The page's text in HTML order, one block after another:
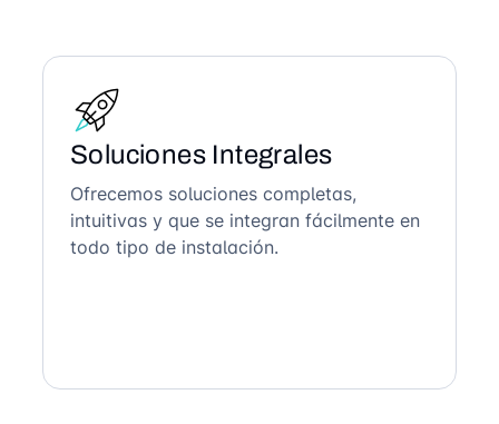
Soluciones Integrales
Ofrecemos soluciones completas,
intuitivas y que se integran fácilmente en
todo tipo de instalación.